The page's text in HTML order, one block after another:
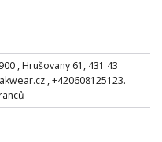
, Hrušovany 61, 431 43
, +420608125123.